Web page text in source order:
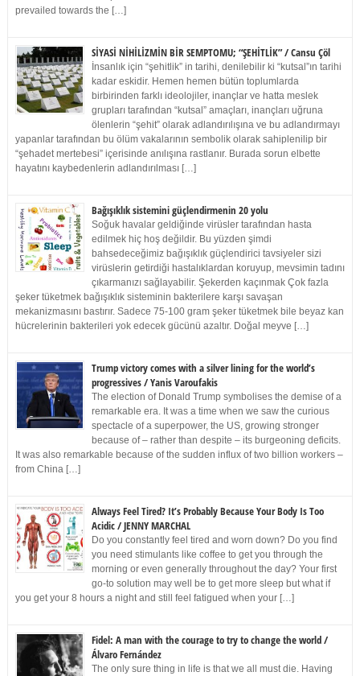
prevailed towards the […]
SİYASİ NİHİLİZMİN BİR SEMPTOMU; “ŞEHİTLİK” / Cansu Çöl
İnsanlık için “şehitlik” in tarihi, denilebilir ki “kutsal”ın tarihi
kadar eskidir. Hemen hemen bütün toplumlarda
birbirinden farklı ideolojiler, inançlar ve hatta meslek
grupları tarafından “kutsal” amaçları, inançları uğruna
ölenlerin “şehit” olarak adlandırılışına ve bu adlandırmayı
yapanlar tarafından bu ölüm vakalarının sembolik olarak sahiplenilip bir
“şehadet mertebesi” içerisinde anılışına rastlanır. Burada sorun elbette
hayatını kaybedenlerin adlandırılması […]
Bağışıklık sistemini güçlendirmenin 20 yolu
Soğuk havalar geldiğinde virüsler tarafından hasta
edilmek hiç hoş değildir. Bu yüzden şimdi
bahsedeceğimiz bağışıklık güçlendirici tavsiyeler sizi
virüslerin getirdiği hastalıklardan koruyup, mevsimin tadını
çıkarmanızı sağlayabilir. Şekerden kaçınmak Çok fazla
şeker tüketmek bağışıklık sisteminin bakterilere karşı savaşan
mekanizmasını bastırır. Sadece 75-100 gram şeker tüketmek bile beyaz kan
hücrelerinin bakterileri yok edecek gücünü azaltır. Doğal meyve […]
Trump victory comes with a silver lining for the world’s
progressives / Yanis Varoufakis
The election of Donald Trump symbolises the demise of a
remarkable era. It was a time when we saw the curious
spectacle of a superpower, the US, growing stronger
because of – rather than despite – its burgeoning deficits.
It was also remarkable because of the sudden influx of two billion workers –
from China […]
Always Feel Tired? It’s Probably Because Your Body Is Too
Acidic / JENNY MARCHAL
Do you constantly feel tired and worn down? Do you find
you need stimulants like coffee to get you through the
morning or even generally throughout the day? Your first
go-to solution may well be to get more sleep but what if
you get your 8 hours a night and still feel fatigued when your […]
Fidel: A man with the courage to try to change the world /
Álvaro Fernández
The only sure thing in life is that we all must die. Having